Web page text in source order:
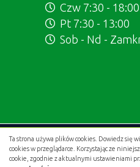
Ta strona używa plików cookies. Dowiedz się
cookies w przeglądarce. Korzystając ze
cookie, zgodnie z aktualnymi ustawieniami
Czw 7:30 - 18:00
Pt 7:30 - 13:00
Sob - Nd -
Projekt i wykonanie: